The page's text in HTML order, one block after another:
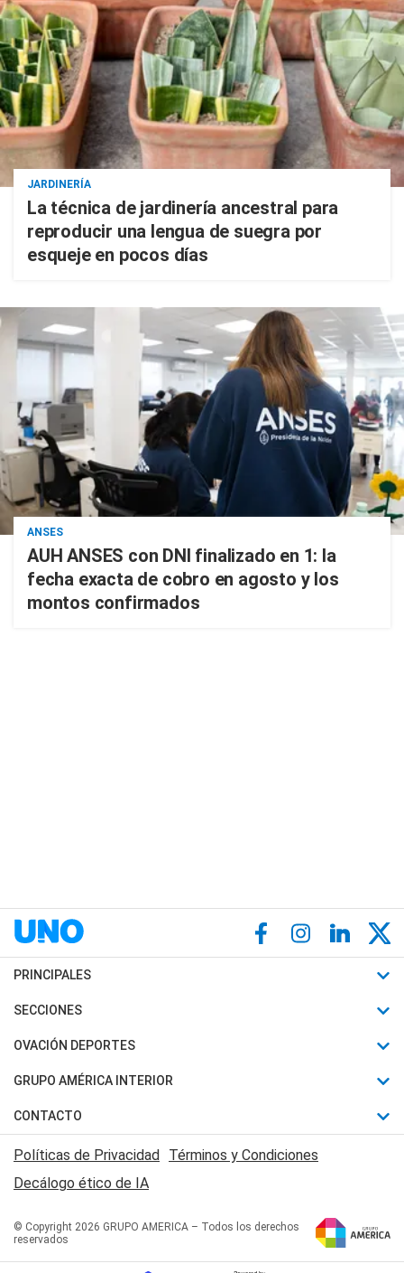
JARDINERÍA
La técnica de jardinería ancestral para
reproducir una lengua de suegra por
esqueje en pocos días
ANSES
AUH ANSES con DNI finalizado en 1: la
fecha exacta de cobro en agosto y los
montos confirmados
PRINCIPALES
Últimas Noticias
Política
Judiciales
Economia
SECCIONES
Horóscopo
Motores
Trucos caseros
Series y Películas
Edictos y Solicitadas
OVACIÓN DEPORTES
Fútbol
Mundial
Automovilismo
Rugby
Básquet
GRUPO AMÉRICA INTERIOR
Canal 7 en Vivo
San Juan 8
CONTACTO
Acerca de Nosotros
Contactanos
Políticas de Privacidad Términos y Condiciones
Decálogo ético de IA
© Copyright 2026 GRUPO AMERICA – Todos los derechos
reservados